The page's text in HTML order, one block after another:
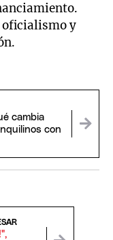
oficialismo y
cambia
con